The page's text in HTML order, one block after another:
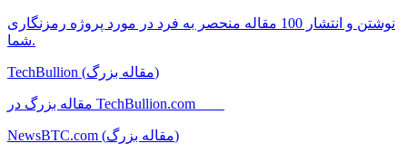
نوشتن و انتشار 100 مقاله منحصر به فرد در مورد پروژه رمزنگاری
شما.
TechBullion (مقاله بزرگ)
مقاله بزرگ در TechBullion.com
NewsBTC.com (مقاله بزرگ)